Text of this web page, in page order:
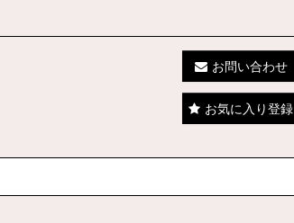
お問い合わせ
お気に入り登録